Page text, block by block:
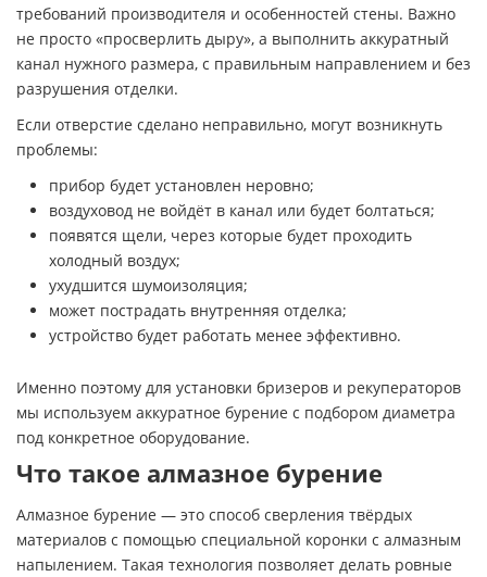
требований производителя и особенностей стены. Важно
не просто «просверлить дыру», а выполнить аккуратный
канал нужного размера, с правильным направлением и без
разрушения отделки.
Если отверстие сделано неправильно, могут возникнуть
проблемы:
прибор будет установлен неровно;
воздуховод не войдёт в канал или будет болтаться;
появятся щели, через которые будет проходить
холодный воздух;
ухудшится шумоизоляция;
может пострадать внутренняя отделка;
устройство будет работать менее эффективно.
Именно поэтому для установки бризеров и рекуператоров
мы используем аккуратное бурение с подбором диаметра
под конкретное оборудование.
Что такое алмазное бурение
Алмазное бурение — это способ сверления твёрдых
материалов с помощью специальной коронки с алмазным
напылением. Такая технология позволяет делать ровные